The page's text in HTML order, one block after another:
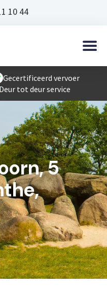
10 44
Gecertificeerd vervoer
tot deur service
5